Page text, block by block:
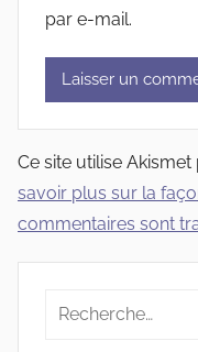
par e-mail.
Ce site utilise
savoir plus sur la
commentaires sont
Recherche